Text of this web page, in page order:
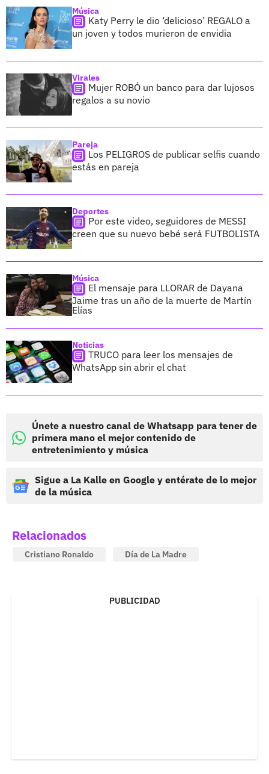
Música
Katy Perry le dio ‘delicioso’ REGALO a
un joven y todos murieron de envidia
Virales
Mujer ROBÓ un banco para dar lujosos
regalos a su novio
Pareja
Los PELIGROS de publicar selfis cuando
estás en pareja
Deportes
Por este video, seguidores de MESSI
creen que su nuevo bebé será FUTBOLISTA
Música
El mensaje para LLORAR de Dayana
Jaime tras un año de la muerte de Martín
Elías
Noticias
TRUCO para leer los mensajes de
WhatsApp sin abrir el chat
Únete a nuestro canal de Whatsapp para tener de
primera mano el mejor contenido de
entretenimiento y música
Sigue a La Kalle en Google y entérate de lo mejor
de la música
Relacionados
Cristiano Ronaldo Día de La Madre
PUBLICIDAD